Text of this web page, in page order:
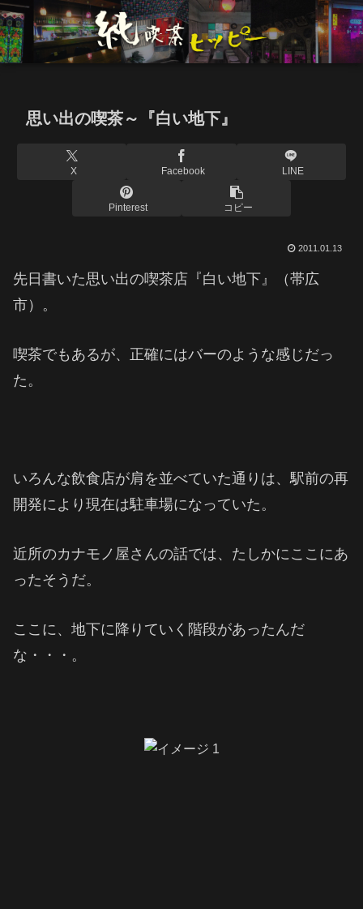
思い出の喫茶～『白い地下』
X Facebook LINE
Pinterest コピー
2011.01.13
先日書いた思い出の喫茶店『白い地下』（帯広
市）。
喫茶でもあるが、正確にはバーのような感じだっ
た。
いろんな飲食店が肩を並べていた通りは、駅前の再
開発により現在は駐車場になっていた。
近所のカナモノ屋さんの話では、たしかにここにあ
ったそうだ。
ここに、地下に降りていく階段があったんだ
な・・・。